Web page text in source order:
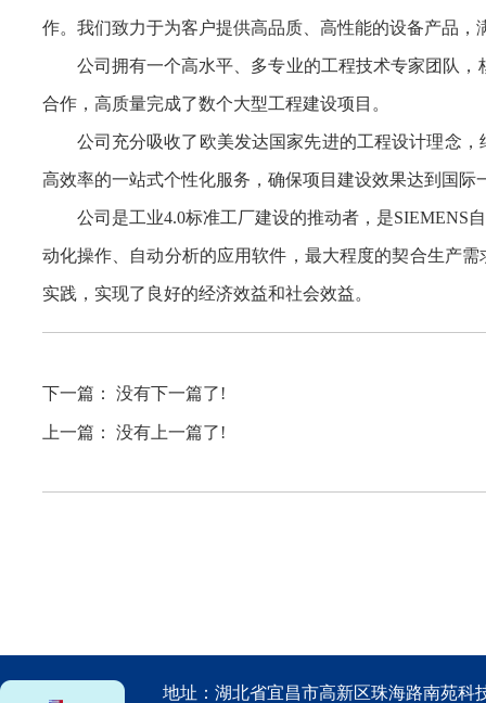
作。我们致力于为客户提供高品质、高性能的设备产品
公司拥有一个高水平、多专业的工程技术专家团队
合作，高质量完成了数个大型工程建设项目。
公司充分吸收了欧美发达国家先进的工程设计理念
高效率的一站式个性化服务，确保项目建设效果达到国际
公司是工业4.0标准工厂建设的推动者，是SIEMENS
动化操作、自动分析的应用软件，最大程度的契合生产
实践，实现了良好的经济效益和社会效益。
下一篇： 没有下一篇了!
上一篇： 没有上一篇了!
地址：湖北省宜昌市高新区珠海路南苑科